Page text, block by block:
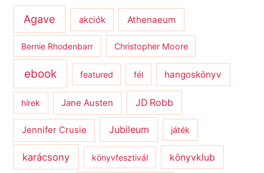
Agave akciók Athenaeum
Bernie Rhodenbarr Christopher Moore
ebook featured fél hangoskönyv
hírek Jane Austen JD Robb
Jennifer Crusie Jubileum játék
karácsony könyvfesztivál könyvklub